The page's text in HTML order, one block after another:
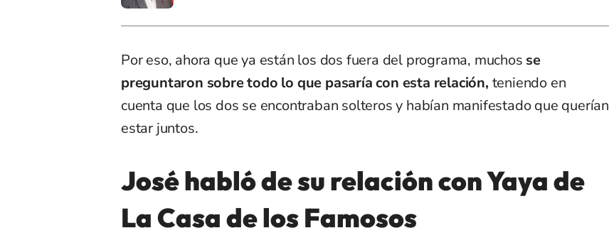
Por eso, ahora que ya están los dos fuera del programa, muchos se
preguntaron sobre todo lo que pasaría con esta relación, teniendo en
cuenta que los dos se encontraban solteros y habían manifestado que querían
estar juntos.
José habló de su relación con Yaya de
La Casa de los Famosos